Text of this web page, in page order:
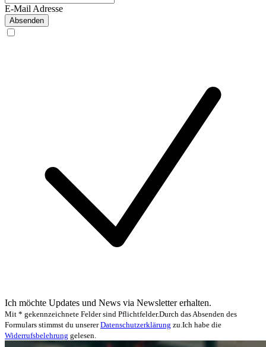
E-Mail Adresse
Absenden
Ich möchte Updates und News via Newsletter erhalten.
Mit * gekennzeichnete Felder sind Pflichtfelder.Durch das Absenden des
Formulars stimmst du unserer Datenschutzerklärung zu. Ich habe die
Widerrufsbelehrung gelesen.